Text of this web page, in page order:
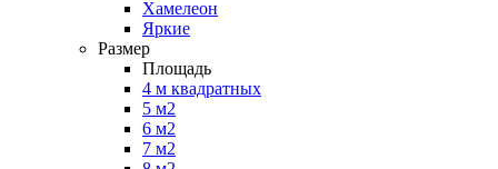
Хамелеон
Яркие
Размер
Площадь
4 м квадратных
5 м2
6 м2
7 м2